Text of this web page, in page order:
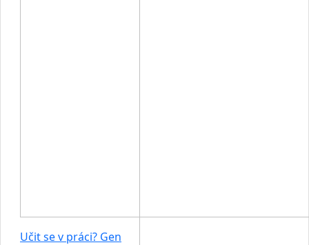
Učit se v práci? Gen